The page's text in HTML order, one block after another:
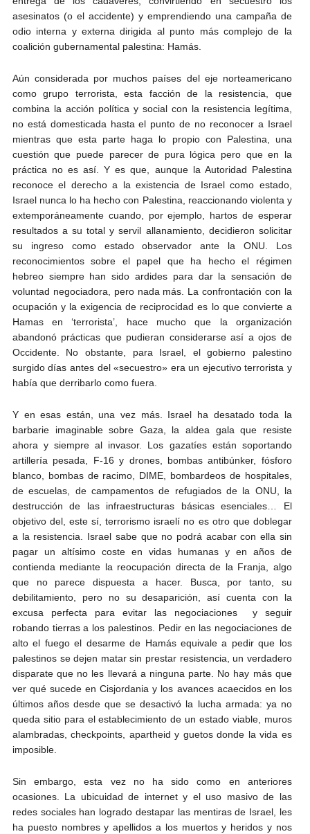
asesinatos (o el accidente) y emprendiendo una campaña de
odio interna y externa dirigida al punto más complejo de la
coalición gubernamental palestina: Hamás.
Aún considerada por muchos países del eje norteamericano
como grupo terrorista, esta facción de la resistencia, que
combina la acción política y social con la resistencia legítima,
no está domesticada hasta el punto de no reconocer a Israel
mientras que esta parte haga lo propio con Palestina, una
cuestión que puede parecer de pura lógica pero que en la
práctica no es así. Y es que, aunque la Autoridad Palestina
reconoce el derecho a la existencia de Israel como estado,
Israel nunca lo ha hecho con Palestina, reaccionando violenta y
extemporáneamente cuando, por ejemplo, hartos de esperar
resultados a su total y servil allanamiento, decidieron solicitar
su ingreso como estado observador ante la ONU. Los
reconocimientos sobre el papel que ha hecho el régimen
hebreo siempre han sido ardides para dar la sensación de
voluntad negociadora, pero nada más. La confrontación con la
ocupación y la exigencia de reciprocidad es lo que convierte a
Hamas en ‘terrorista’, hace mucho que la organización
abandonó prácticas que pudieran considerarse así a ojos de
Occidente. No obstante, para Israel, el gobierno palestino
surgido días antes del «secuestro» era un ejecutivo terrorista y
había que derribarlo como fuera.
Y en esas están, una vez más. Israel ha desatado toda la
barbarie imaginable sobre Gaza, la aldea gala que resiste
ahora y siempre al invasor. Los gazatíes están soportando
artillería pesada, F-16 y drones, bombas antibúnker, fósforo
blanco, bombas de racimo, DIME, bombardeos de hospitales,
de escuelas, de campamentos de refugiados de la ONU, la
destrucción de las infraestructuras básicas esenciales… El
objetivo del, este sí, terrorismo israelí no es otro que doblegar
a la resistencia. Israel sabe que no podrá acabar con ella sin
pagar un altísimo coste en vidas humanas y en años de
contienda mediante la reocupación directa de la Franja, algo
que no parece dispuesta a hacer. Busca, por tanto, su
debilitamiento, pero no su desaparición, así cuenta con la
excusa perfecta para evitar las negociaciones y seguir
robando tierras a los palestinos. Pedir en las negociaciones de
alto el fuego el desarme de Hamás equivale a pedir que los
palestinos se dejen matar sin prestar resistencia, un verdadero
disparate que no les llevará a ninguna parte. No hay más que
ver qué sucede en Cisjordania y los avances acaecidos en los
últimos años desde que se desactivó la lucha armada: ya no
queda sitio para el establecimiento de un estado viable, muros
alambradas, checkpoints, apartheid y guetos donde la vida es
imposible.
Sin embargo, esta vez no ha sido como en anteriores
ocasiones. La ubicuidad de internet y el uso masivo de las
redes sociales han logrado destapar las mentiras de Israel, les
ha puesto nombres y apellidos a los muertos y heridos y nos